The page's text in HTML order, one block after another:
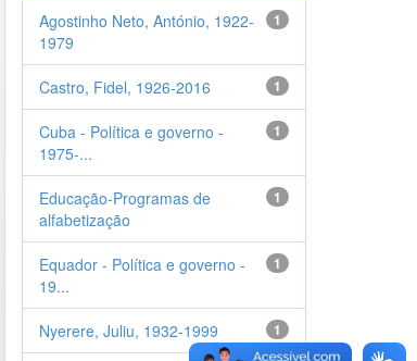
1
Agostinho Neto, António, 1922-
1979
1
Castro, Fidel, 1926-2016
1
Cuba - Política e governo -
1975-...
1
Educação-Programas de
alfabetização
1
Equador - Política e governo -
19...
1
Nyerere, Juliu, 1932-1999